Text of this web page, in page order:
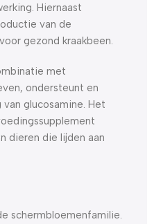
Hiernaast
van de
gezond kraakbeen.
met
ondersteunt en
glucosamine. Het
dieren die lijden aan
schermbloemenfamilie.